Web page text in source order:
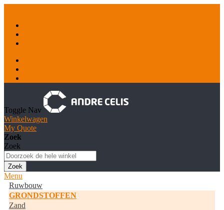
Toggle Nav
Winkelwagen
My Quote
Zoek
Zoek
Zoek
Menu
Ruwbouw
GRONDSTOFFEN
Zand